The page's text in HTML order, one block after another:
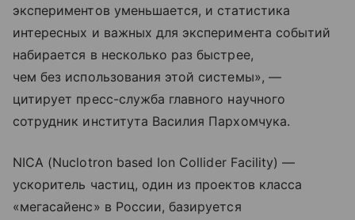
экспериментов уменьшается, и статистика
интересных и важных для эксперимента событий
набирается в несколько раз быстрее,
чем без использования этой системы», —
цитирует пресс-служба главного научного
сотрудник института Василия Пархомчука.
NICА (Nuclotron based Ion Collider Facility) —
ускоритель частиц, один из проектов класса
«мегасайенс» в России, базируется